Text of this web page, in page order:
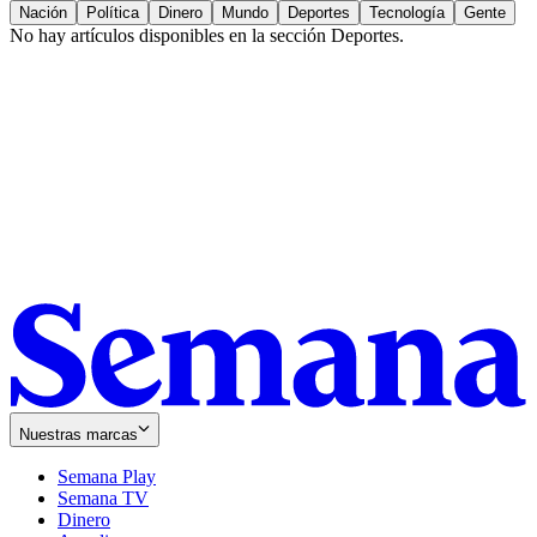
Nación Política Dinero Mundo Deportes Tecnología Gente
No hay artículos disponibles en la sección Deportes.
Nuestras marcas
Semana Play
Semana TV
Dinero